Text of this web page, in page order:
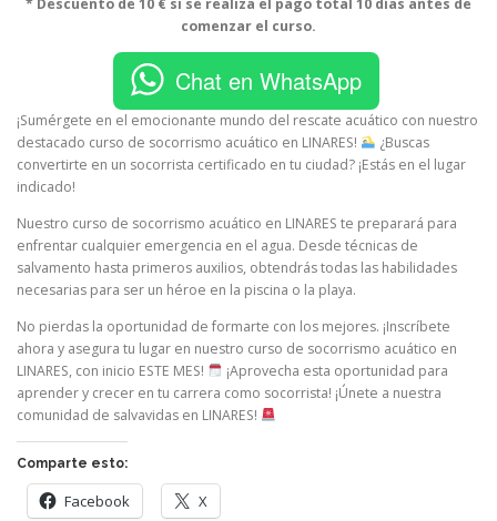
comenzar el curso.
Chat en WhatsApp
¡Sumérgete en el emocionante mundo del rescate acuático con nuestro
destacado curso de socorrismo acuático en LINARES!
¿Buscas
convertirte en un socorrista certificado en tu ciudad? ¡Estás en el lugar
indicado!
Nuestro curso de socorrismo acuático en LINARES te preparará para
enfrentar cualquier emergencia en el agua. Desde técnicas de
salvamento hasta primeros auxilios, obtendrás todas las habilidades
necesarias para ser un héroe en la piscina o la playa.
No pierdas la oportunidad de formarte con los mejores. ¡Inscríbete
ahora y asegura tu lugar en nuestro curso de socorrismo acuático en
LINARES, con inicio ESTE MES!
¡Aprovecha esta oportunidad para
aprender y crecer en tu carrera como socorrista! ¡Únete a nuestra
comunidad de salvavidas en LINARES!
Comparte esto:
Facebook X